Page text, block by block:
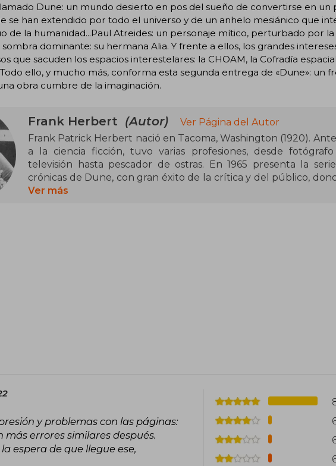
Dune: un mundo desierto en pos del sueño de convertirse en un
se han extendido por todo el universo y de un anhelo mesiánico que
de la humanidad...Paul Atreides: un personaje mítico, perturbado por
dominante: su hermana Alia. Y frente a ellos, los grandes
que sacuden los espacios interestelares: la CHOAM, la Cofradía
ello, y mucho más, conforma esta segunda entrega de «Dune»: un
obra cumbre de la imaginación.
Frank Herbert (Autor)
Ver Página del Autor
Frank Patrick Herbert nació en Tacoma, Washington (1920).
a la ciencia ficción, tuvo varias profesiones, desde
televisión hasta pescador de ostras. En 1965 presenta la
crónicas de Dune, con gran éxito de la crítica y del público,
mundo imaginario con su propia política, ecología y estructura
Ver más
y problemas con las páginas:
más errores similares después.
espera de que llegue ese,